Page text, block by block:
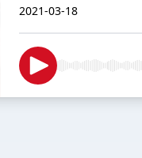
2021-03-18